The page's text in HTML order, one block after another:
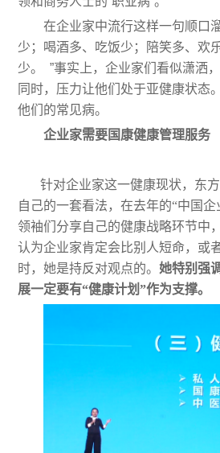
在企业家中流行这样一句顺口
少；喝酒多、吃饭少；陪笑多、欢
少。 ”事实上，企业家们看似潇洒
同时，压力让他们处于亚健康状态
他们的常见病。
企业家需要国康健康管理服务
针对企业家这一健康现状，东
自己的一套看法，在去年的“中国
领袖们分享自己的健康战略环节中
认为企业家肯定会比别人短命，或
时，她是持反对观点的。她特别强
展一定要有“健康计划”作为支撑。